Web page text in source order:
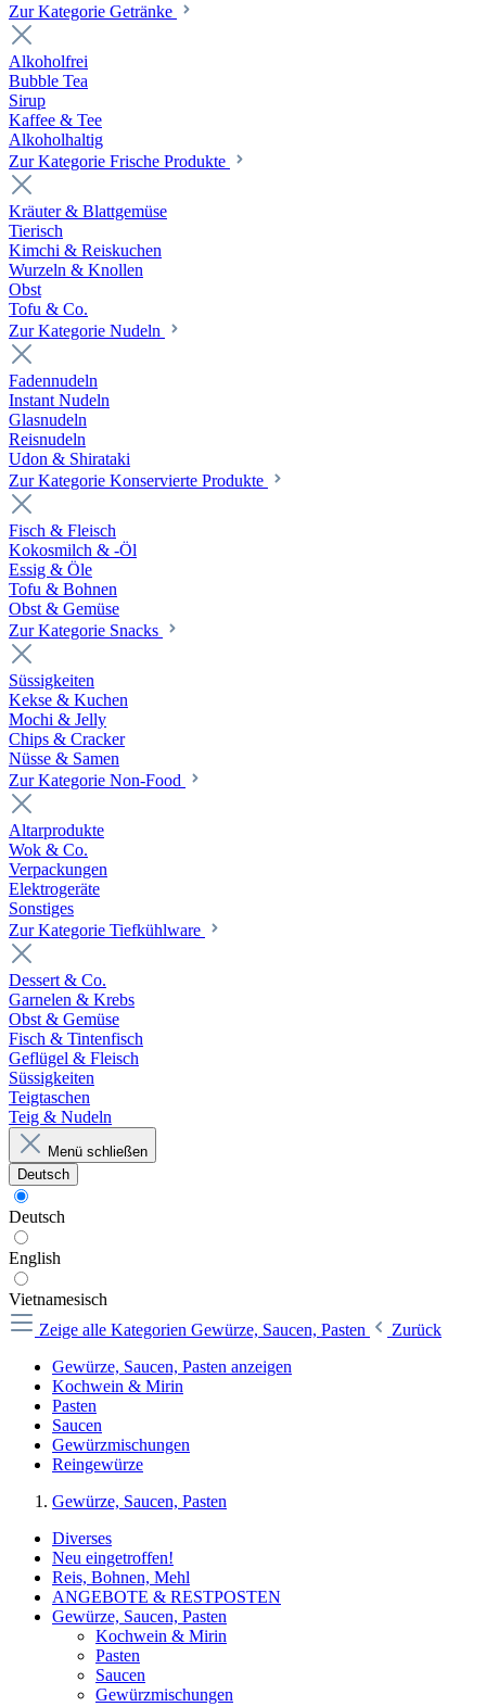
Zur Kategorie Getränke
Alkoholfrei
Bubble Tea
Sirup
Kaffee & Tee
Alkoholhaltig
Zur Kategorie Frische Produkte
Kräuter & Blattgemüse
Tierisch
Kimchi & Reiskuchen
Wurzeln & Knollen
Obst
Tofu & Co.
Zur Kategorie Nudeln
Fadennudeln
Instant Nudeln
Glasnudeln
Reisnudeln
Udon & Shirataki
Zur Kategorie Konservierte Produkte
Fisch & Fleisch
Kokosmilch & -Öl
Essig & Öle
Tofu & Bohnen
Obst & Gemüse
Zur Kategorie Snacks
Süssigkeiten
Kekse & Kuchen
Mochi & Jelly
Chips & Cracker
Nüsse & Samen
Zur Kategorie Non-Food
Altarprodukte
Wok & Co.
Verpackungen
Elektrogeräte
Sonstiges
Zur Kategorie Tiefkühlware
Dessert & Co.
Garnelen & Krebs
Obst & Gemüse
Fisch & Tintenfisch
Geflügel & Fleisch
Süssigkeiten
Teigtaschen
Teig & Nudeln
Menü schließen
Deutsch
Deutsch
English
Vietnamesisch
Zeige alle Kategorien Gewürze, Saucen, Pasten
Zurück
Gewürze, Saucen, Pasten anzeigen
Kochwein & Mirin
Pasten
Saucen
Gewürzmischungen
Reingewürze
Gewürze, Saucen, Pasten
Diverses
Neu eingetroffen!
Reis, Bohnen, Mehl
ANGEBOTE & RESTPOSTEN
Gewürze, Saucen, Pasten
Kochwein & Mirin
Pasten
Saucen
Gewürzmischungen